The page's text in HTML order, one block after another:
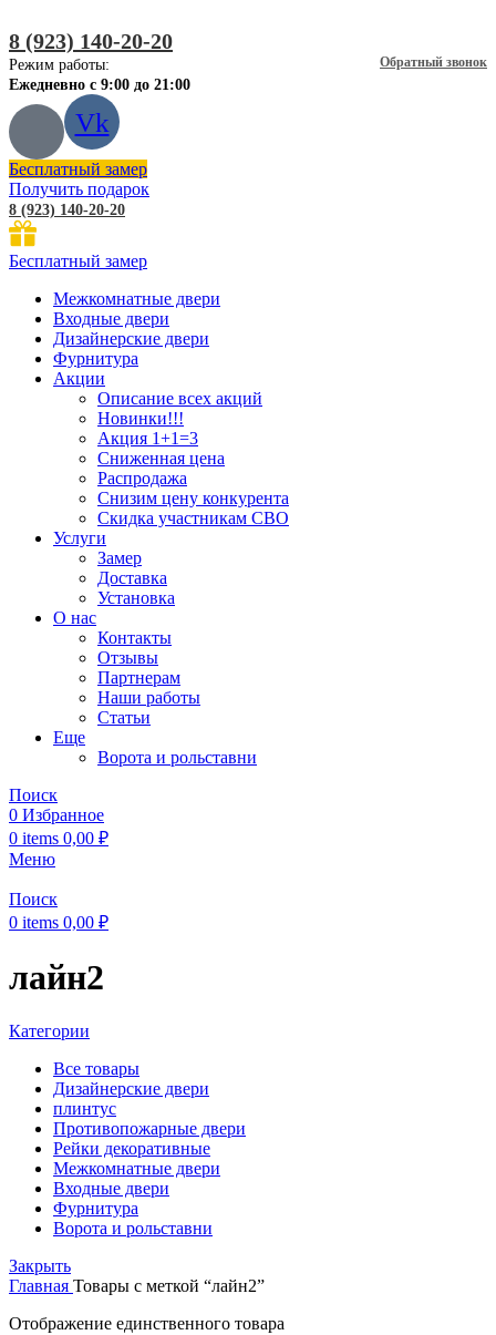
8 (923) 140-20-20
Обратный звонок
Режим работы:
Ежедневно с 9:00 до 21:00
Vk
Бесплатный замер
Получить подарок
8 (923) 140-20-20
Бесплатный замер
Межкомнатные двери
Входные двери
Дизайнерские двери
Фурнитура
Акции
Описание всех акций
Новинки!!!
Акция 1+1=3
Сниженная цена
Распродажа
Снизим цену конкурента
Скидка участникам СВО
Услуги
Замер
Доставка
Установка
О нас
Контакты
Отзывы
Партнерам
Наши работы
Статьи
Еще
Ворота и рольставни
Поиск
0 Избранное
0 items 0,00 ₽
Меню
Поиск
0 items 0,00 ₽
лайн2
Категории
Все товары
Дизайнерские двери
плинтус
Противопожарные двери
Рейки декоративные
Межкомнатные двери
Входные двери
Фурнитура
Ворота и рольставни
Закрыть
Главная Товары с меткой “лайн2”
Отображение единственного товара